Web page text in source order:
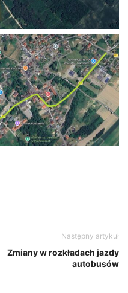
Następny artykuł
Zmiany w rozkładach jazdy
autobusów